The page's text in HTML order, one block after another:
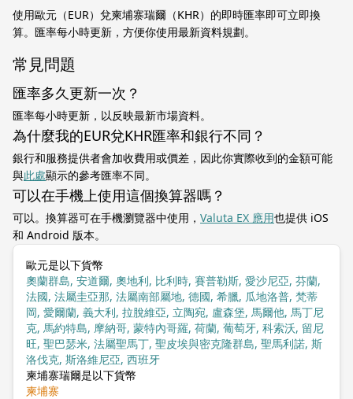
使用歐元（EUR）兌柬埔寨瑞爾（KHR）的即時匯率即可立即換
算。匯率每小時更新，方便你使用最新資料規劃。
常見問題
匯率多久更新一次？
匯率每小時更新，以反映最新市場資料。
為什麼我的EUR兌KHR匯率和銀行不同？
銀行和服務提供者會加收費用或價差，因此你實際收到的金額可能
與此處顯示的參考匯率不同。
可以在手機上使用這個換算器嗎？
可以。換算器可在手機瀏覽器中使用， Valuta EX 應用也提供 iOS
和 Android 版本。
歐元是以下貨幣
奧蘭群島, 安道爾, 奧地利, 比利時, 賽普勒斯, 愛沙尼亞, 芬蘭,
法國, 法屬圭亞那, 法屬南部屬地, 德國, 希臘, 瓜地洛普, 梵蒂
岡, 愛爾蘭, 義大利, 拉脫維亞, 立陶宛, 盧森堡, 馬爾他, 馬丁尼
克, 馬約特島, 摩納哥, 蒙特內哥羅, 荷蘭, 葡萄牙, 科索沃, 留尼
旺, 聖巴瑟米, 法屬聖馬丁, 聖皮埃與密克隆群島, 聖馬利諾, 斯
洛伐克, 斯洛維尼亞, 西班牙
柬埔寨瑞爾是以下貨幣
柬埔寨